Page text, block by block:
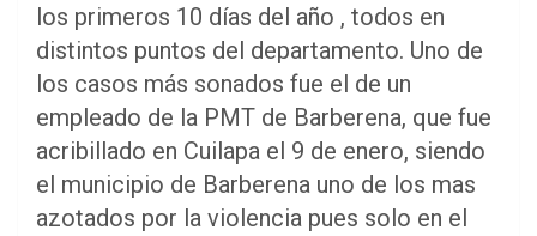
los primeros 10 días del año , todos en
distintos puntos del departamento. Uno de
los casos más sonados fue el de un
empleado de la PMT de Barberena, que fue
acribillado en Cuilapa el 9 de enero, siendo
el municipio de Barberena uno de los mas
azotados por la violencia pues solo en el